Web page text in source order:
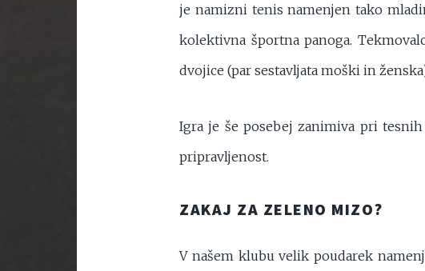
je namizni tenis namenjen tako
kolektivna športna panoga.
dvojice (par sestavljata moški in
Igra je še posebej zanimiva pri
pripravljenost.
ZAKAJ ZA ZELENO MIZO?
V našem klubu velik poudarek